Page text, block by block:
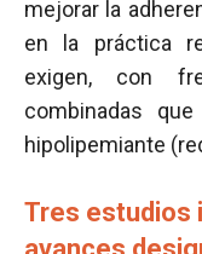
mejorar la
en la práctica
exigen, con
combinadas
hipolipemiante
Tres estudios